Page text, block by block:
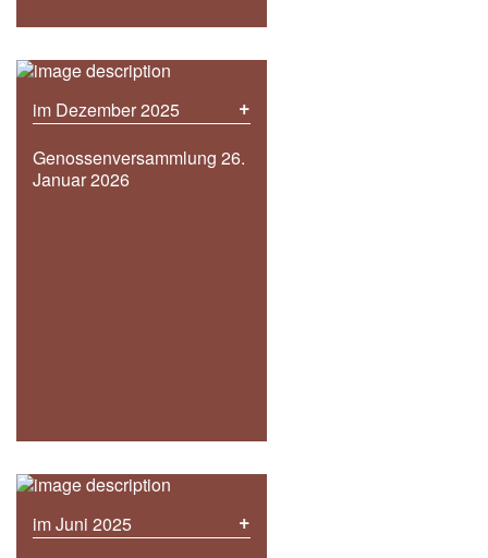
im Dezember 2025 +
Genossenversammlung 26.
Januar 2026
im Juni 2025 +